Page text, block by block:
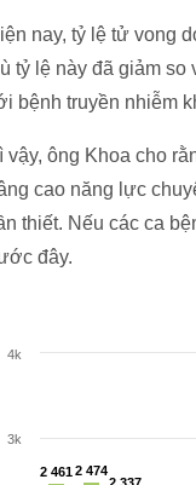
nay, tỷ lệ tử vong
tỷ lệ này đã giảm
bệnh truyền nhiễm
vậy, ông Khoa cho
cao năng lực
thiết. Nếu các ca
đây.